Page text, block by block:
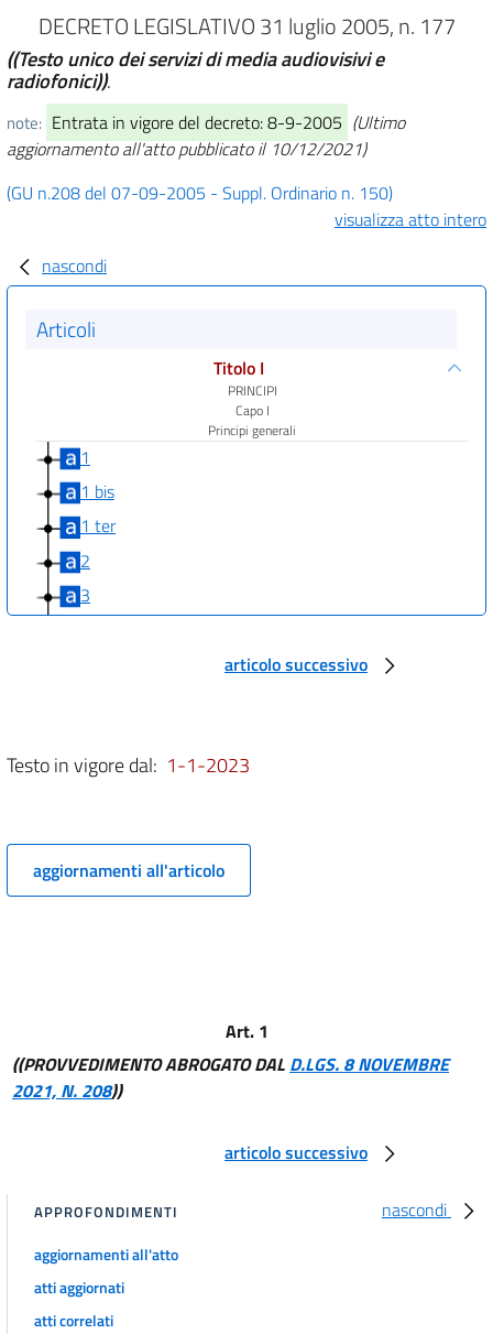
DECRETO LEGISLATIVO 31 luglio 2005, n. 177
((Testo unico dei servizi di media audiovisivi e
radiofonici)).
note: Entrata in vigore del decreto: 8-9-2005 (Ultimo
aggiornamento all'atto pubblicato il 10/12/2021)
(GU n.208 del 07-09-2005 - Suppl. Ordinario n. 150)
visualizza atto intero
nascondi
Articoli
Titolo I
PRINCIPI
Capo I
Principi generali
1
1 bis
1 ter
2
3
8
Capo I
Funzioni del Ministero
Altre competenze
14
15
articolo successivo
Testo in vigore dal: 1-1-2023
aggiornamenti all'articolo
Art. 1
((PROVVEDIMENTO ABROGATO DAL D.LGS. 8 NOVEMBRE
2021, N. 208))
articolo successivo
nascondi
APPROFONDIMENTI
aggiornamenti all'atto
atti aggiornati
atti correlati